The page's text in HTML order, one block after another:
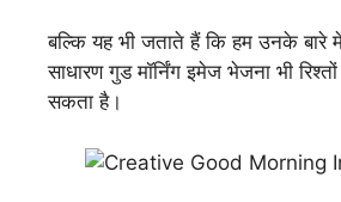
बल्कि यह भी जताते हैं कि हम उनके बारे
साधारण गुड मॉर्निंग इमेज भेजना भी
सकता है।